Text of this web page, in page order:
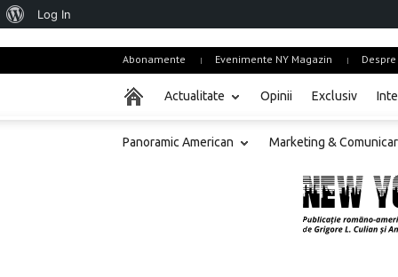
Abonamente Evenimente NY Magazin
Actualitate Opinii Exclusiv
Panoramic American Marketing &
About
Log In